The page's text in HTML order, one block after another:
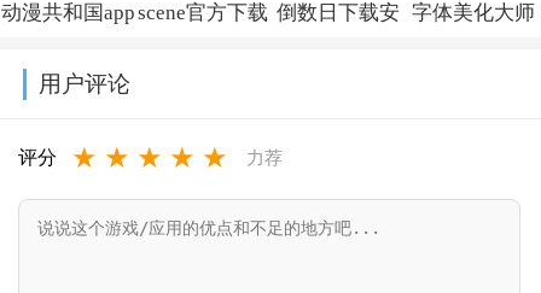
动漫共和国appscene官方下载 倒数日下载安 字体美化大师
用户评论
评分 ★ ★ ★ ★ ★ 力荐